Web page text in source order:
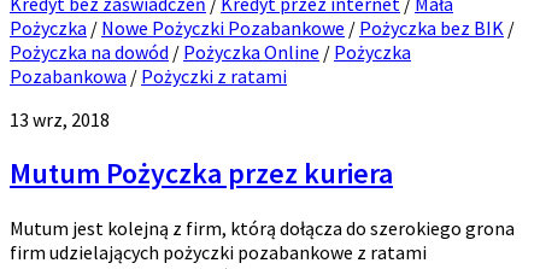
Pożyczka / Nowe Pożyczki Pozabankowe / Pożyczka bez BIK /
Pożyczka na dowód / Pożyczka Online / Pożyczka
Pozabankowa / Pożyczki z ratami
13 wrz, 2018
Mutum Pożyczka przez kuriera
Mutum jest kolejną z firm, którą dołącza do szerokiego grona
firm udzielających pożyczki pozabankowe z ratami